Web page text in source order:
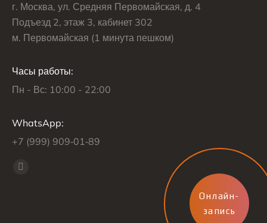
г. Москва, ул. Средняя Первомайская, д. 4
Подъезд 2, этаж 3, кабинет 302
м. Первомайская (1 минута пешком)
Часы работы:
Пн - Вс: 10:00 - 22:00
WhatsApp:
+7 (999) 909‑01‑89
Find us on:
Whatsapp
Онлайн-
запись